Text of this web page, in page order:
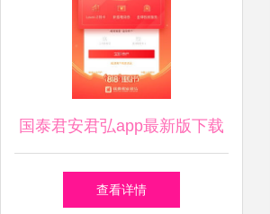
国泰君安君弘app最新版下载
国泰君安君弘app官方安卓版
查看详情